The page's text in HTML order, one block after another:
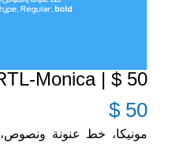
50 $ | RTL-Monica مونيكا
$ 50
مونيكا، خط عنونة